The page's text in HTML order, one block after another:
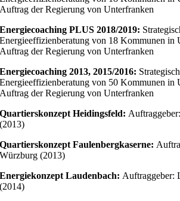
Auftrag der Regierung von Unterfranken
Energiecoaching PLUS 2018/2019:
Energieeffizienberatung von 18 Kommunen in
Auftrag der Regierung von Unterfranken
Energiecoaching 2013, 2015/2016:
Energieeffizienberatung von 50 Kommunen in
Auftrag der Regierung von Unterfranken
Quartierskonzept Heidingsfeld:
(2013)
Quartierskonzept Faulenbergkaserne:
Würzburg (2013)
Energiekonzept Laudenbach: Auftraggeber:
(2014)